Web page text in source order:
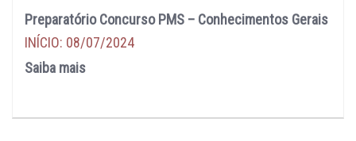
Preparatório Concurso PMS – Conhecimentos Gerais
INÍCIO: 08/07/2024
Saiba mais